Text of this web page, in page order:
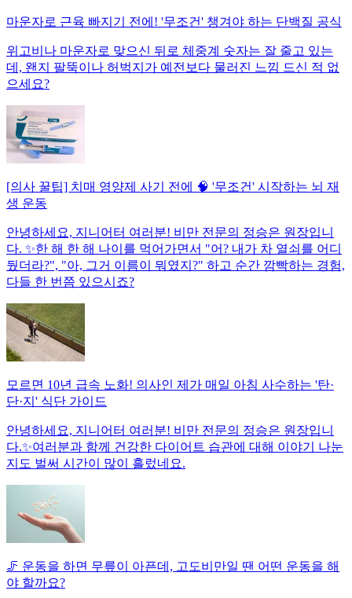
마운자로 근육 빠지기 전에! '무조건' 챙겨야 하는 단백질 공식
위고비나 마운자로 맞으신 뒤로 체중계 숫자는 잘 줄고 있는
데, 왠지 팔뚝이나 허벅지가 예전보다 물러진 느낌 드신 적 없
으세요?
[의사 꿀팁] 치매 영양제 사기 전에 🧠 '무조건' 시작하는 뇌 재
생 운동
안녕하세요, 지니어터 여러분! 비만 전문의 정승은 원장입니
다. ✨한 해 한 해 나이를 먹어가면서 "어? 내가 차 열쇠를 어디
뒀더라?", "아, 그거 이름이 뭐였지?" 하고 순간 깜빡하는 경험,
다들 한 번쯤 있으시죠?
모르면 10년 급속 노화! 의사인 제가 매일 아침 사수하는 '탄·
단·지' 식단 가이드
안녕하세요, 지니어터 여러분! 비만 전문의 정승은 원장입니
다.✨여러분과 함께 건강한 다이어트 습관에 대해 이야기 나눈
지도 벌써 시간이 많이 흘렀네요.
🦵 운동을 하면 무릎이 아픈데, 고도비만일 땐 어떤 운동을 해
야 할까요?